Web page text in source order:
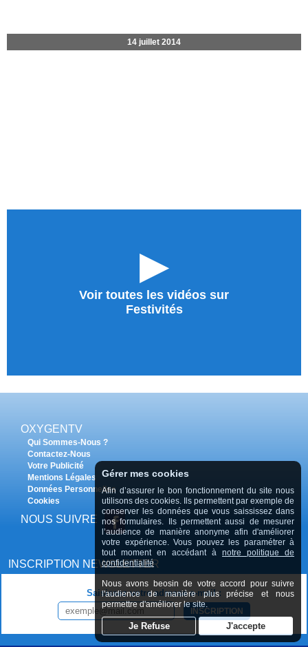
14 juillet 2014
►
Voir toutes les vidéos sur
Festivités
OXYGENTV
Qui Sommes-Nous ?
Contactez-Nous
Votre Publicité
Mentions Légales
Données Personnelles
Cookies
NOUS SUIVRE
INSCRIPTION NEWSLETTER
Saisissez votre adresse e-mail :
INSCRIPTION
Gérer mes cookies
Afin d’assurer le bon fonctionnement du site nous
utilisons des cookies. Ils permettent par exemple de
conserver les données que vous saississez dans
nos formulaires. Ils permettent aussi de mesurer
l’audience de manière anonyme afin d'améliorer
votre expérience. Vous pouvez les paramétrer à
tout moment en accédant à notre politique de
confidentialité
Nous avons beosin de votre accord pour suivre
l'audience de manière plus précise et nous
permettre d'améliorer le site.